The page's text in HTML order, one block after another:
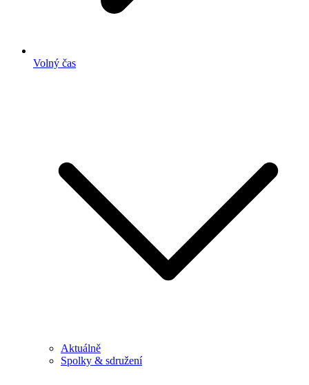
Volný čas
Aktuálně
Spolky & sdružení